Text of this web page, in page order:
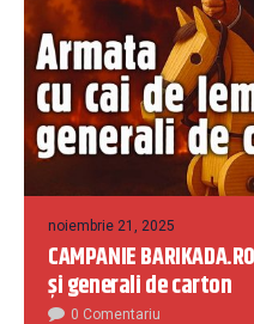
noiembrie 21, 2025
CAMPANIE
și generali de carton
0 Comentariu